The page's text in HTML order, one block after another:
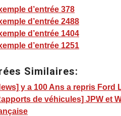
d’entrée 378
d’entrée 2488
d’entrée 1404
d’entrée 1251
Similaires:
y a 100 Ans a repris Ford
de véhicules] JPW et